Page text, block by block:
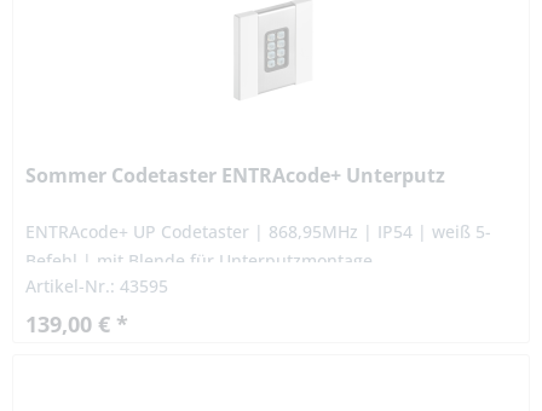
Sommer Codetaster ENTRAcode+ Unterputz
ENTRAcode+ UP Codetaster | 868,95MHz | IP54 | weiß 5-
Befehl | mit Blende für Unterputzmontage
Artikel-Nr.: 43595
139,00 € *